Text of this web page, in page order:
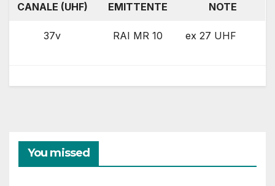
CANALE (UHF) EMITTENTE NOTE
37v RAI MR 10 ex 27 UHF
You missed